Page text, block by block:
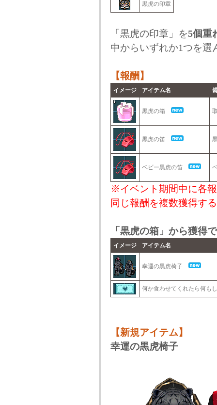
黒虎の印章
「黒虎の印章」を5個重
中からいずれか1つを選
【報酬】
イメージ アイテム名
黒虎の箱
黒虎の笛
ベビー黒虎の笛
※イベント期間中に各
同じ報酬を複数獲得す
「黒虎の箱」から獲得
イメージ アイテム名
幸運の黒虎椅子
何か食わせてくれたら何も
【新規アイテム】
幸運の黒虎椅子